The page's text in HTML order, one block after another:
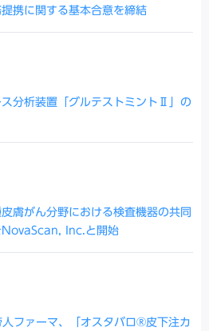
携に関する基本合意を締結
分析装置「グルテストミントⅡ」の
膚がん分野における検査機器の共同
NovaScan, Inc.と開始
ファーマ、「オスタバロ®皮下注カ